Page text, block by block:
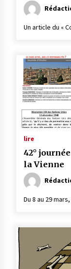
Un article du «
lire
42°
la Vienne
Du 8 au 29